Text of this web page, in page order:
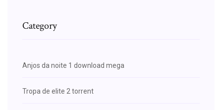
Category
Anjos da noite 1 download mega
Tropa de elite 2 torrent